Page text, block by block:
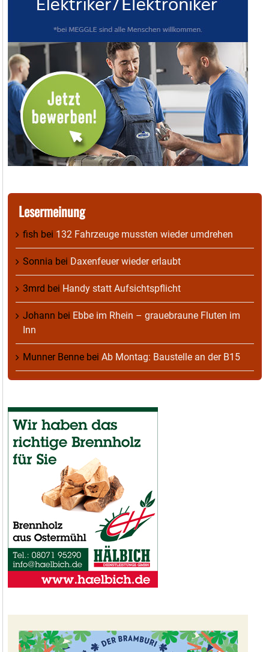
Lesermeinung
fish bei 132 Fahrzeuge mussten wieder umdrehen
Sonnia bei Daxenfeuer wieder erlaubt
3mrd bei Handy statt Aufsichtspflicht
Johann bei Ebbe im Rhein – grauebraune Fluten im
Inn
Munner Benne bei Ab Montag: Baustelle an der B15